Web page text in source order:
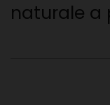
naturale a